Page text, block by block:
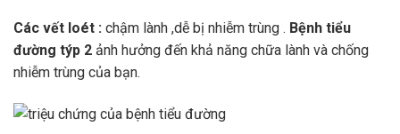
Các vết loét : chậm lành ,dễ bị nhiễm trùng . Bệnh tiểu
đường týp 2 ảnh hưởng đến khả năng chữa lành và chống
nhiễm trùng của bạn.